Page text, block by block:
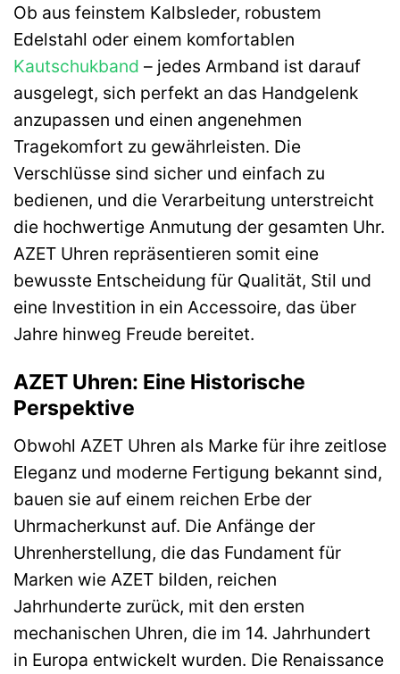
Ob aus feinstem Kalbsleder, robustem
Edelstahl oder einem komfortablen
Kautschukband – jedes Armband ist darauf
ausgelegt, sich perfekt an das Handgelenk
anzupassen und einen angenehmen
Tragekomfort zu gewährleisten. Die
Verschlüsse sind sicher und einfach zu
bedienen, und die Verarbeitung unterstreicht
die hochwertige Anmutung der gesamten Uhr.
AZET Uhren repräsentieren somit eine
bewusste Entscheidung für Qualität, Stil und
eine Investition in ein Accessoire, das über
Jahre hinweg Freude bereitet.
AZET Uhren: Eine Historische
Perspektive
Obwohl AZET Uhren als Marke für ihre zeitlose
Eleganz und moderne Fertigung bekannt sind,
bauen sie auf einem reichen Erbe der
Uhrmacherkunst auf. Die Anfänge der
Uhrenherstellung, die das Fundament für
Marken wie AZET bilden, reichen
Jahrhunderte zurück, mit den ersten
mechanischen Uhren, die im 14. Jahrhundert
in Europa entwickelt wurden. Die Renaissance